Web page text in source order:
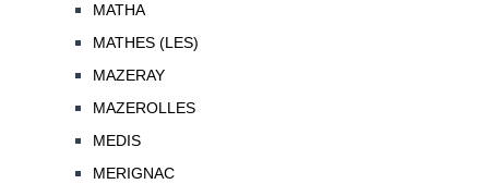
MATHA
MATHES (LES)
MAZERAY
MAZEROLLES
MEDIS
MERIGNAC